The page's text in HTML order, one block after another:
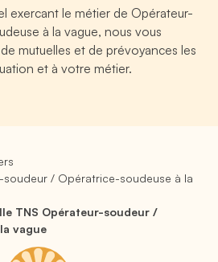
exercant le métier de Opérateur-
à la vague, nous vous
mutuelles et de prévoyances les
et à votre métier.
soudeur / Opératrice-soudeuse à la
TNS Opérateur-soudeur /
vague